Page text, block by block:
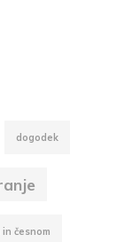
dogodek
česnom